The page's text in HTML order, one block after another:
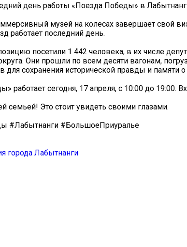
день работы «Поезда Победы» в
музей на колесах завершает свой
работает последний день.
посетили 1 442 человека, в их числе
Они прошли по всем десяти вагонам,
для сохранения исторической правды и памяти
работает сегодня, 17 апреля, с 10:00 до 19:00.
семьей! Это стоит увидеть своими глазами.
#Лабытнанги #БольшоеПриуралье
города Лабытнанги